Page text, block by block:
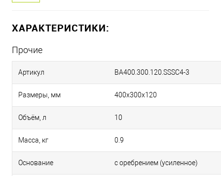
ХАРАКТЕРИСТИКИ:
Прочие
Артикул BA400.300.120.SSSC4-3
Размеры, мм 400х300х120
Объём, л 10
Масса, кг 0.9
Основание с оребрением (усиленное)